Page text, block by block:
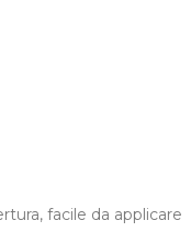
facile da applicare